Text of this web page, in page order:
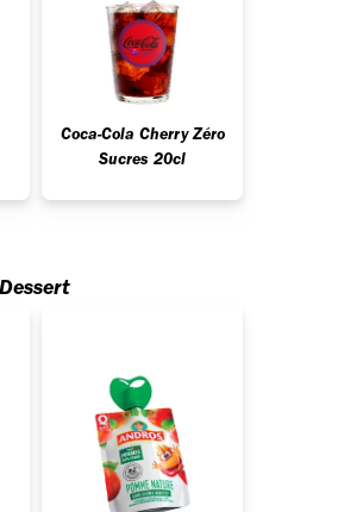
Coca-Cola Cherry Zéro
Sucres 20cl